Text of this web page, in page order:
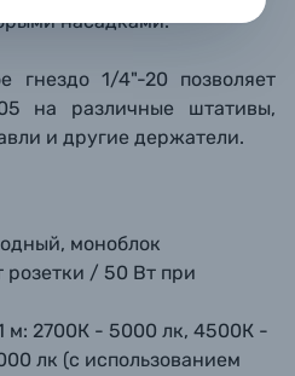
насадками.
гнездо 1/4"-20 позволяет
на различные штативы,
и другие держатели.
моноблок
розетки / 50 Вт при
м: 2700К - 5000 лк, 4500К -
лк (с использованием